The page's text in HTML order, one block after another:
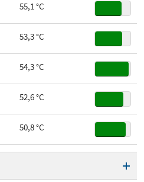
12,8 cm
Gelid GC-Pro
55,1 °C
53,3 °C
54,3 °C
52,6 °C
50,8 °C